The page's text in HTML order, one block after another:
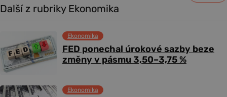
Další z rubriky Ekonomika
FED ponechal úrokové sazby beze
změny v pásmu 3,50–3,75 %
Ekonomika
Ekonomika